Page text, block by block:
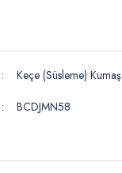
Keçe (Süsleme) Kumaş
BCDJMN58